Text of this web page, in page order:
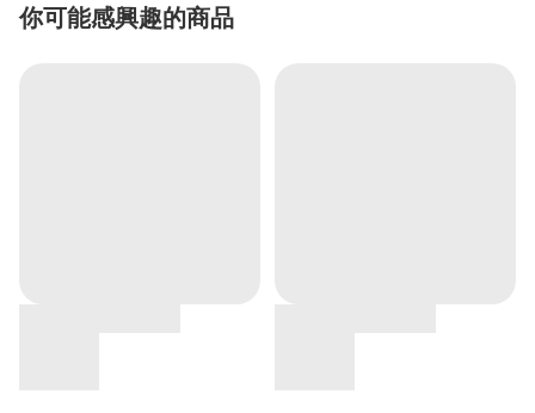
你可能感興趣的商品